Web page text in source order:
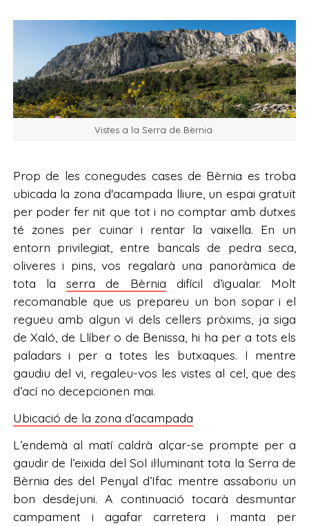
Vistes a la Serra de Bèrnia
Prop de les conegudes cases de Bèrnia es troba
ubicada la zona d'acampada lliure, un espai gratuït
per poder fer nit que tot i no comptar amb dutxes
té zones per cuinar i rentar la vaixella. En un
entorn privilegiat, entre bancals de pedra seca,
oliveres i pins, vos regalarà una panoràmica de
tota laserra de Bèrnia difícil d’igualar. Molt
recomanable que us prepareu un bon sopar i el
regueu amb algun vi dels cellers pròxims, ja siga
de Xaló, de Llíber o de Benissa, hi ha per a tots els
paladars i per a totes les butxaques. I mentre
gaudiu del vi, regaleu-vos les vistes al cel, que des
d’ací no decepcionen mai.
Ubicació de la zona d’acampada
L’endemà al matí caldrà alçar-se prompte per a
gaudir de l’eixida del Sol il·luminant tota la Serra de
Bèrnia des del Penyal d’Ifac mentre assaboriu un
bon desdejuni. A continuació tocarà desmuntar
campament i agafar carretera i manta per